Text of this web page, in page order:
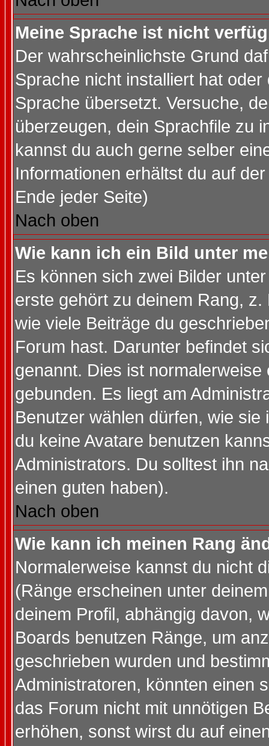
Meine Sprache ist nicht
Der wahrscheinlichste Grund
Sprache nicht installiert hat
Sprache übersetzt. Versuche,
überzeugen, dein Sprachfile zu
kannst du auch gerne selber
Informationen erhältst du auf
Ende jeder Seite)
Nach oben
Wie kann ich ein Bild unter
Es können sich zwei Bilder
erste gehört zu deinem Rang,
wie viele Beiträge du
Forum hast. Darunter befindet
genannt. Dies ist
gebunden. Es liegt am
Benutzer wählen dürfen, wie
du keine Avatare benutzen
Administrators. Du solltest ihn
einen guten haben).
Nach oben
Wie kann ich meinen Rang
Normalerweise kannst du nicht
(Ränge erscheinen unter
deinem Profil, abhängig davon,
Boards benutzen Ränge, um
geschrieben wurden und
Administratoren, könnten einen
das Forum nicht mit unnötigen
erhöhen, sonst wirst du auf